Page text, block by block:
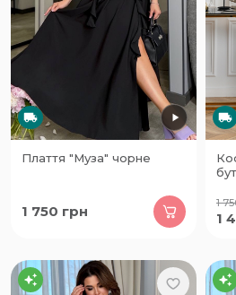
Плаття "Муза" чорне
1 750 грн
1
1